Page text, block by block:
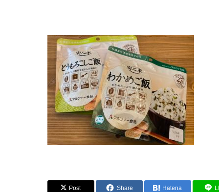
Post Share Hatena